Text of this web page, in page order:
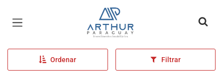
Página inicial
Ordenar Filtrar